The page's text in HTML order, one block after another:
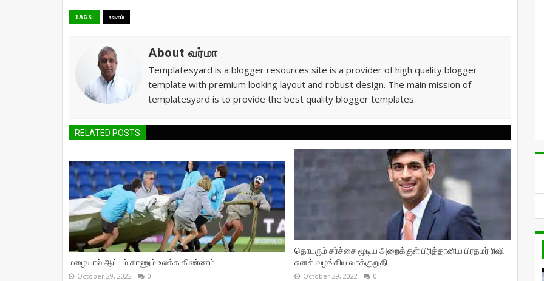
TAGS: உலகம்
About வர்மா
Templatesyard is a blogger resources site is a provider of high quality blogger
template with premium looking layout and robust design. The main mission of
templatesyard is to provide the best quality blogger templates.
RELATED POSTS
மழையால் ஆட்டம் காணும் உலக்க கிண்ணம்
October 29, 2022 0
தொடரும் சர்ச்சை மூடிய அறைக்குள் பிரித்தானிய பிரதமர் ரிஷி
சுனக் வழங்கிய வாக்குறுதி
October 29, 2022 0